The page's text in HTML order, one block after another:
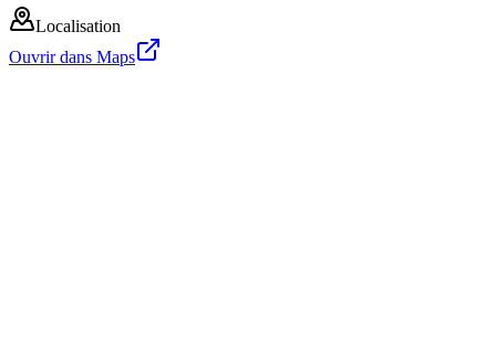
Localisation
Ouvrir dans Maps